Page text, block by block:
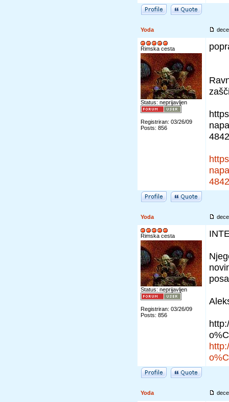
Yoda
Rimska cesta
Status: neprijavljen
Registriran: 03/26/09
Posts: 856
Yoda
Rimska cesta
Status: neprijavljen
Registriran: 03/26/09
Posts: 856
Yoda